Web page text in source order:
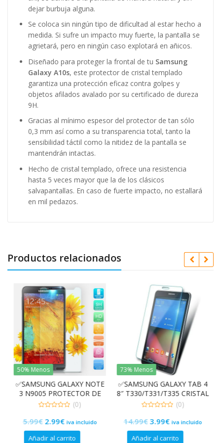
dejar burbuja alguna.
Se coloca sin ningún tipo de dificultad al estar hecho a
medida. Si sufre un impacto muy fuerte, la pantalla se
agrietará, pero en ningún caso explotará en añicos.
Diseñado para proteger la frontal de tu Samsung
Galaxy A10s, este protector de cristal templado
garantiza una protección eficaz contra golpes y
objetos afilados avalado por su certificado de dureza
9H.
Gracias al mínimo espesor del protector de tan sólo
0,3 mm así como a su transparencia total, tanto la
sensibilidad táctil como la nitidez de la pantalla se
mantendrán intactas.
Hecho de cristal templado, ofrece una resistencia
hasta 5 veces mayor que la de los clásicos
salvapantallas. En caso de fuerte impacto, no estallará
en mil pedazos.
Productos relacionados
50% Menos
✅SAMSUNG GALAXY NOTE
3 N9005 PROTECTOR DE
CRISTAL TEMPLADO 0,26
de
5
(0)
5.99€ El
precio
2.99€El
precio
iva incluido
Añadir al carrito
73% Menos
✅SAMSUNG GALAXY TAB 4
8″ T330/T331/T335 CRISTAL
TEMPLADO PREMIUM 9H
de
5
(0)
14.99€ El
precio
3.99€El
precio
iva incluido
Añadir al carrito